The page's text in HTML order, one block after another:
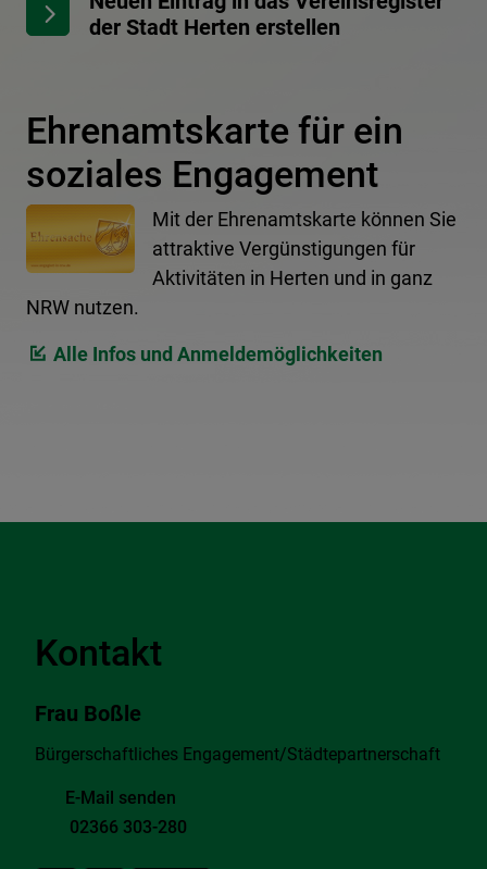
der Stadt Herten erstellen
Ehrenamtskarte für ein
soziales Engagement
Mit der Ehrenamtskarte können Sie
attraktive Vergünstigungen für
Aktivitäten in Herten und in ganz
NRW nutzen.
Alle Infos und Anmeldemöglichkeiten
Kontakt
Frau Boßle
Bürgerschaftliches Engagement/Städtepartnerschaft
E-Mail senden
02366 303-280